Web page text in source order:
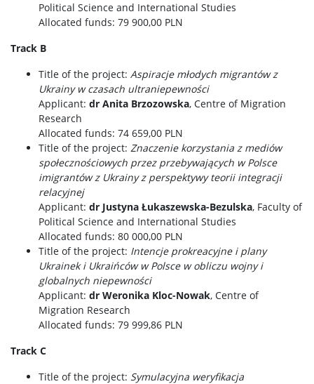
Political Science and International Studies
Allocated funds: 79 900,00 PLN
Track B
Title of the project: Aspiracje młodych migrantów z
Ukrainy w czasach ultraniepewności
Applicant: dr Anita Brzozowska, Centre of Migration
Research
Allocated funds: 74 659,00 PLN
Title of the project: Znaczenie korzystania z mediów
społecznościowych przez przebywających w Polsce
imigrantów z Ukrainy z perspektywy teorii integracji
relacyjnej
Applicant: dr Justyna Łukaszewska-Bezulska, Faculty of
Political Science and International Studies
Allocated funds: 80 000,00 PLN
Title of the project: Intencje prokreacyjne i plany
Ukrainek i Ukraińców w Polsce w obliczu wojny i
globalnych niepewności
Applicant: dr Weronika Kloc-Nowak, Centre of
Migration Research
Allocated funds: 79 999,86 PLN
Track C
Title of the project: Symulacyjna weryfikacja